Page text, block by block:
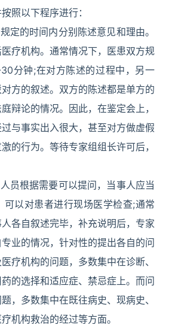
照以下程序进行：
定的时间内分别陈述意见和理由。
疗机构。通常情况下，医患双方规
分钟;在对方陈述的过程中，另一
方的叙述。双方的陈述都是单方的
辩论的情况。因此，在鉴定会上，
与事实出入很大，甚至对方做虚假
的行为。等待专家组组长许可后，
员根据需要可以提问，当事人应当
可以对患者进行现场医学检查;通常
各自叙述完毕，补充说明后，专家
业的情况，针对性的提出各自的问
疗机构的问题，多数集中在诊断、
的选择和适应症、禁忌症上。而问
，多数集中在既往病史、现病史、
机构救治的经过等方面。